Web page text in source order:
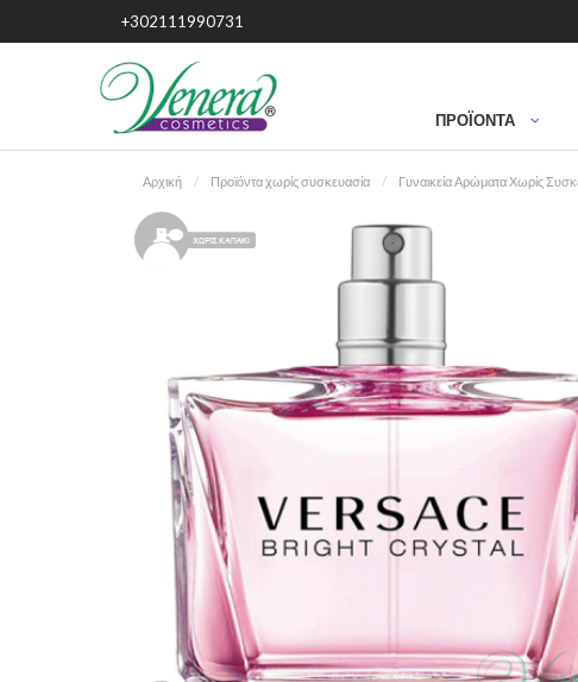
+302111990731
ΠΡΟΪΌΝΤΑ
Αρχική Προϊόντα χωρίς συσκευασία Γυναικεία Αρώματα Χωρίς